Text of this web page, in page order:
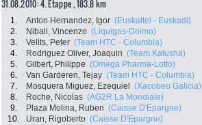
31.08.2010: 4. Etappe , 183.8 km
1. Anton Hernandez, Igor (Euskaltel - Euskadi)
2.
Nibali, Vincenzo (Liquigas-Doimo)
3.
Velits, Peter (Team HTC - Columbia)
4.
Rodriguez Oliver, Joaquin (Team Katusha)
5.
Gilbert, Philippe (Omega Pharma-Lotto)
6.
Van Garderen, Tejay (Team HTC - Columbia)
7.
Mosquera Miguez, Ezequiel (Xacobeo Galicia)
8.
Roche, Nicolas (AG2R La Mondiale)
9.
Plaza Molina, Ruben (Caisse D'Epargne)
10.
Uran, Rigoberto (Caisse D'Epargne)